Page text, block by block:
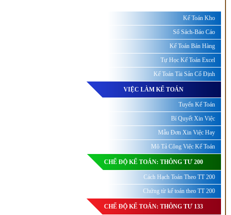
Kế Toán Kho
Sổ Sách-Báo Cáo
Kế Toán Bán Hàng
Tự Học Kế Toán Excel
Kế Toán Tài Sản Cố Định
VIỆC LÀM KẾ TOÁN
Tuyển Kế Toán
Bí Quyết Xin Việc
Mẫu Đơn Xin Việc Hay
Mô Tả Công Việc Kế Toán
CHẾ ĐỘ KẾ TOÁN: THÔNG TƯ 200
Cách Hạch Toán Theo TT 200
Chứng từ kế toán theo TT 200
CHẾ ĐỘ KẾ TOÁN: THÔNG TƯ 133